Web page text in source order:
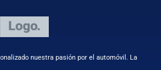
nuestra pasión por el automóvil. La